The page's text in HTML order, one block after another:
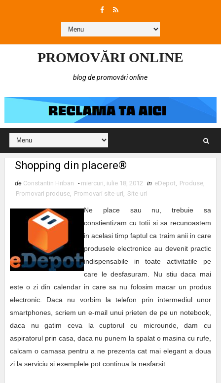
PROMOVĂRI ONLINE
blog de promovări online
Shopping din placere®
de Constantin Hriban - miercuri, iulie 18, 2012 in eDepot, Produse,
Promovari produse, Promovari site-uri, Site-uri
Ne place sau nu, trebuie sa
constientizam cu totii si sa recunoastem
in acelasi timp faptul ca traim anii in care
produsele electronice au devenit practic
indispensabile in toate activitatile pe
care le desfasuram. Nu stiu daca mai
este o zi din calendar in care sa nu folosim macar un produs
electronic. Daca nu vorbim la telefon prin intermediul unor
smartphones, scriem un e-mail unui prieten de pe un notebook,
daca nu gatim ceva la cuptorul cu microunde, dam cu
aspiratorul prin casa, daca nu punem la spalat o masina cu rufe,
calcam o camasa pentru a ne prezenta cat mai elegant a doua
zi la serviciu si exemplele pot continua la nesfarsit.